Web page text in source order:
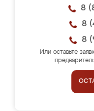
8
8
8
Или оставьте